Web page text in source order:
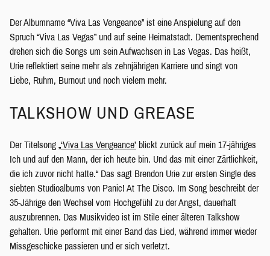
Der Albumname “Viva Las Vengeance” ist eine Anspielung auf den
Spruch “Viva Las Vegas” und auf seine Heimatstadt. Dementsprechend
drehen sich die Songs um sein Aufwachsen in Las Vegas. Das heißt,
Urie reflektiert seine mehr als zehnjährigen Karriere und singt von
Liebe, Ruhm, Burnout und noch vielem mehr.
TALKSHOW UND GREASE
Der Titelsong „‘Viva Las Vengeance’ blickt zurück auf mein 17-jähriges
Ich und auf den Mann, der ich heute bin. Und das mit einer Zärtlichkeit,
die ich zuvor nicht hatte.“ Das sagt Brendon Urie zur ersten Single des
siebten Studioalbums von Panic! At The Disco. Im Song beschreibt der
35-Jährige den Wechsel vom Hochgefühl zu der Angst, dauerhaft
auszubrennen. Das Musikvideo ist im Stile einer älteren Talkshow
gehalten. Urie performt mit einer Band das Lied, während immer wieder
Missgeschicke passieren und er sich verletzt.